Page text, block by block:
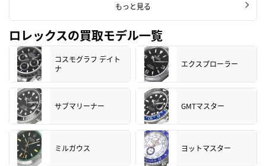
もっと見る
ロレックスの買取モデル一覧
コスモグラフ デイト
ナ
エクスプローラー
サブマリーナー GMTマスター
ミルガウス ヨットマスター